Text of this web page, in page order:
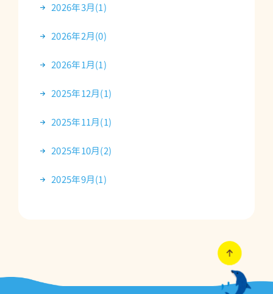
2026年3月(1)
2026年2月(0)
2026年1月(1)
2025年12月(1)
2025年11月(1)
2025年10月(2)
2025年9月(1)